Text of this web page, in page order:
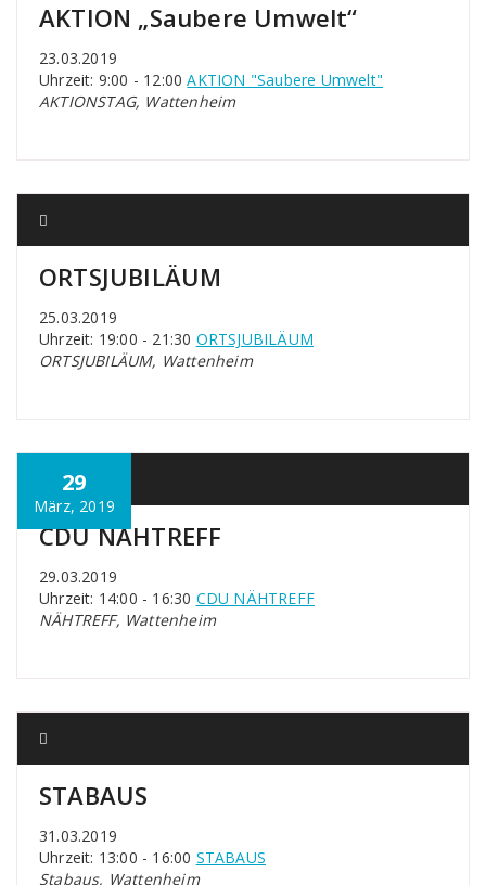
AKTION „Saubere Umwelt“
23.03.2019
Uhrzeit: 9:00 - 12:00AKTION "Saubere Umwelt"
AKTIONSTAG, Wattenheim
ORTSJUBILÄUM
25.03.2019
Uhrzeit: 19:00 - 21:30 ORTSJUBILÄUM
ORTSJUBILÄUM, Wattenheim
29
März, 2019
CDU NÄHTREFF
29.03.2019
Uhrzeit: 14:00 - 16:30 CDU NÄHTREFF
NÄHTREFF, Wattenheim
STABAUS
31.03.2019
Uhrzeit: 13:00 - 16:00 STABAUS
Stabaus, Wattenheim